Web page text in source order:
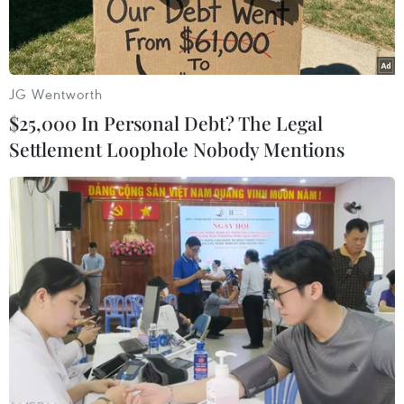
UBND ngày 22/2/2013 vớitổng mức đầu tư điều
chỉnh bổ sung dự án là 9.664 tỷ đồng.
Theo đó, điều chỉnh hợp phần xe buýt vận
đoạn từ Khuất Duy Tiến-Quang Trung (Hà Đông)
thay vìđi trên Quốc lộ 6 sẽ đi theo đường Lê Văn
Lương kéo dài - Lê Trọng Tấn-BaLa.
[
Diện mạo giao thông Thủ đô ngày càng khởi
sắc]
Bổ sung hạng mục gia cường khả năng chịu lực
cầu vượt Láng Hạ-Huỳnh Thúc Kháng để xe
buýt BRT chạy trên cầu. Điều chỉnh giảm số
lượngxe buýt BRT từ 130 xe xuống còn 35 xe để
JG Wentworth
$25,000 In Personal Debt? The Legal
Settlement Loophole Nobody Mentions